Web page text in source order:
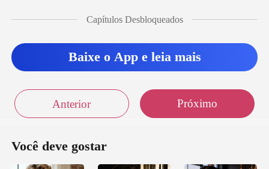
Capítulos Desbloqueados
Baixe o App e leia mais
Anterior Próximo
Você deve gostar